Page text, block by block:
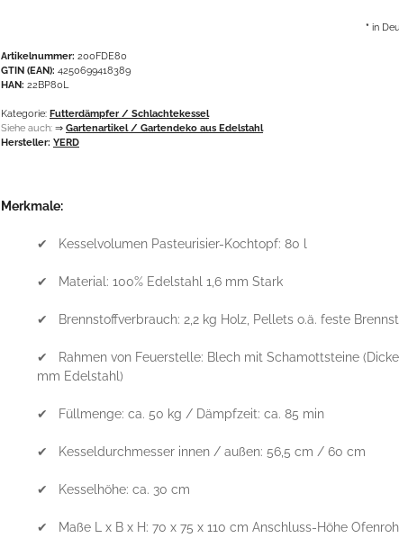
* in
Artikelnummer: 200FDE80
GTIN (EAN): 4250699418389
HAN: 22BP80L
Kategorie: Futterdämpfer / Schlachtekessel
Siehe auch: ⇒ Gartenartikel / Gartendeko aus Edelstahl
Hersteller: YERD
Merkmale:
✔ Kesselvolumen Pasteurisier-Kochtopf: 80 l
✔ Material: 100% Edelstahl 1,6 mm Stark
✔ Brennstoffverbrauch: 2,2 kg Holz, Pellets o.ä. feste
✔ Rahmen von Feuerstelle: Blech mit Schamottsteine
mm Edelstahl)
✔ Füllmenge: ca. 50 kg / Dämpfzeit: ca. 85 min
✔ Kesseldurchmesser innen / außen: 56,5 cm / 60 cm
✔ Kesselhöhe: ca. 30 cm
✔ Maße L x B x H: 70 x 75 x 110 cm Anschluss-Höhe